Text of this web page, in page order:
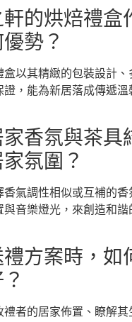
的烘焙禮盒
勢？
盒以其精緻的包裝設計、
證，能為新居落成傳遞
香氛與茶具
氛圍？
香氣調性相似或互補的
與音樂燈光，來創造和諧
方案時，如
禮者的居家佈置、瞭解其